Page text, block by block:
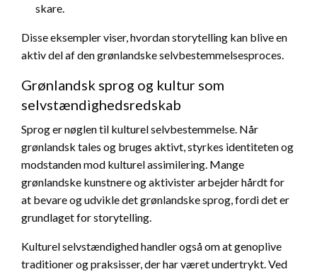
skare.
Disse eksempler viser, hvordan storytelling kan blive en
aktiv del af den grønlandske selvbestemmelsesproces.
Grønlandsk sprog og kultur som
selvstændighedsredskab
Sprog er nøglen til kulturel selvbestemmelse. Når
grønlandsk tales og bruges aktivt, styrkes identiteten og
modstanden mod kulturel assimilering. Mange
grønlandske kunstnere og aktivister arbejder hårdt for
at bevare og udvikle det grønlandske sprog, fordi det er
grundlaget for storytelling.
Kulturel selvstændighed handler også om at genoplive
traditioner og praksisser, der har været undertrykt. Ved